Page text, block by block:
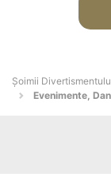
Şoimii
Evenimente,